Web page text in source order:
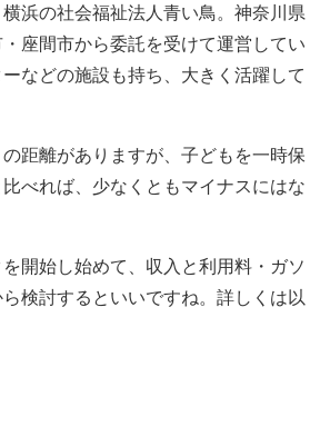
浜の社会福祉法人青い鳥。神奈川県
座間市から委託を受けて運営してい
などの施設も持ち、大きく活躍して
距離がありますが、子どもを一時保
べれば、少なくともマイナスにはな
開始し始めて、収入と利用料・ガソ
検討するといいですね。詳しくは以